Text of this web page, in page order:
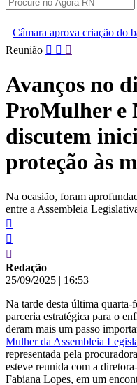
do bairro de Morro Branco
Pular
conteúdo
Reunião
Avanços no
ProMulher e
discutem
proteção às
Na ocasião, foram
entre a Assembleia
Redação
25/09/2025 | 16:53
Na tarde desta última quarta-
parceria estratégica para o
deram mais um passo
Mulher da Assembleia
representada pela
esteve reunida com a
Fabiana Lopes, em um